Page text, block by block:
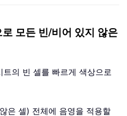
모든 빈/비어 있지 않은
의 빈 셀를 빠르게 색상으로
은 셀) 전체에 음영을 적용할